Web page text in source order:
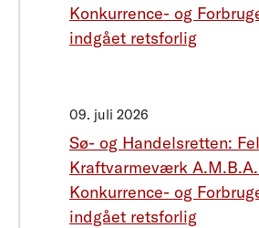
Konkurrence- og
indgået retsforlig
09. juli 2026
Sø- og Handelsretten:
Kraftvarmeværk
Konkurrence- og
indgået retsforlig